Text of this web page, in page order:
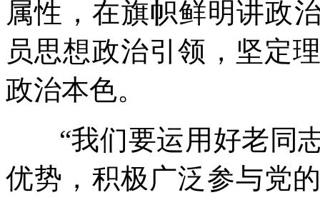
属性，在旗帜鲜明讲政
员思想政治引领，坚定
政治本色。
“我们要运用好老同志
优势，积极广泛参与党